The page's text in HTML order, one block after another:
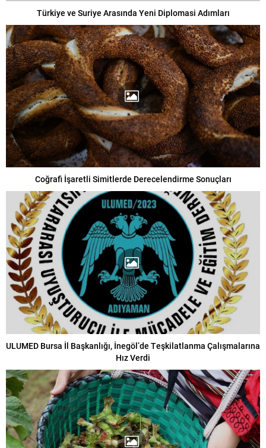
Türkiye ve Suriye Arasında Yeni Diplomasi Adımları
Coğrafi İşaretli Simitlerde Derecelendirme Sonuçları
ULUMED Bursa İl Başkanlığı, İnegöl’de Teşkilatlanma Çalışmalarına
Hız Verdi